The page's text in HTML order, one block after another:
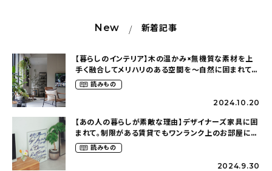
New 新着記事
【暮らしのインテリア】木の温かみ×無機質な素材を上
手く融合してメリハリのある空間を〜自然に囲まれて暮
らす（ki_no_ieさん）
読みもの
2024.10.20
【あの人の暮らしが素敵な理由】デザイナーズ家具に囲
まれて。制限がある賃貸でもワンランク上のお部屋に〜
狭くても好きな暮らしのこと（_____chika708さん）
読みもの
2024.9.30